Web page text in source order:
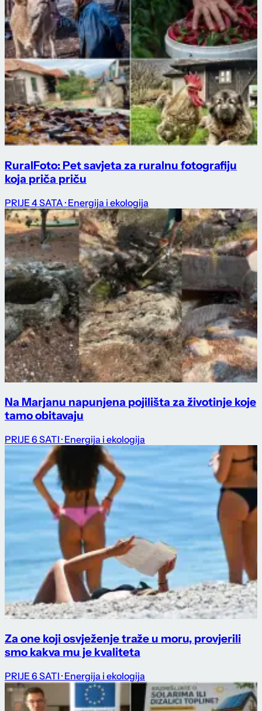
RuralFoto: Pet savjeta za ruralnu fotografiju
koja priča priču
PRIJE 4 SATA · Energija i ekologija
Na Marjanu napunjena pojilišta za životinje koje
tamo obitavaju
PRIJE 6 SATI · Energija i ekologija
Za one koji osvježenje traže u moru, provjerili
smo kakva mu je kvaliteta
PRIJE 6 SATI · Energija i ekologija